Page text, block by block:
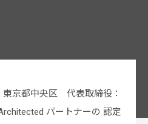
京都中央区 代表取締役：
パートナーの 認定